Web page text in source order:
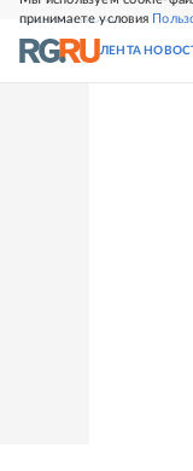
принимаете условия
СВЕЖИЙ НОМЕР
ЛЕНТА